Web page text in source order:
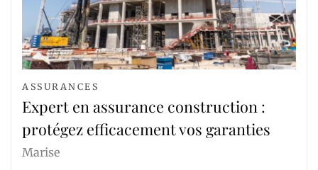
ASSURANCES
Expert en assurance construction :
protégez efficacement vos garanties
Marise